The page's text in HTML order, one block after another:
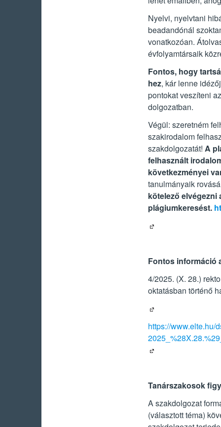
Nyelvi, nyelvtani
beadandónál
vonatkozóan.
évfolyamtársaik
Fontos, hogy
hez, kár lenne
pontokat veszíteni
dolgozatban.
Végül: szeretném
szakirodalom
szakdolgozatát! A
felhasznált
következményei
tanulmányaik
kötelező
plágiumkeresést.
Fontos információ
4/2025. (X. 28.)
oktatásban történő
https://www.elte.hu/
Tanárszakosok
A szakdolgozat
(választott téma)